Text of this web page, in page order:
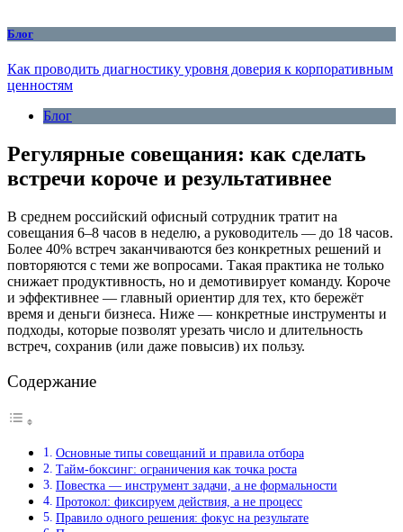
Блог
Как проводить диагностику уровня доверия к корпоративным
ценностям
Блог
Регулярные совещания: как сделать
встречи короче и результативнее
В среднем российский офисный сотрудник тратит на
совещания 6–8 часов в неделю, а руководитель — до 18 часов.
Более 40% встреч заканчиваются без конкретных решений и
повторяются с теми же вопросами. Такая практика не только
снижает продуктивность, но и демотивирует команду. Короче
и эффективнее — главный ориентир для тех, кто бережёт
время и деньги бизнеса. Ниже — конкретные инструменты и
подходы, которые позволят урезать число и длительность
встреч, сохранив (или даже повысив) их пользу.
Содержание
Основные типы совещаний и правила отбора
Тайм-боксинг: ограничения как точка роста
Повестка — инструмент задачи, а не формальности
Протокол: фиксируем действия, а не процесс
Правило одного решения: фокус на результате